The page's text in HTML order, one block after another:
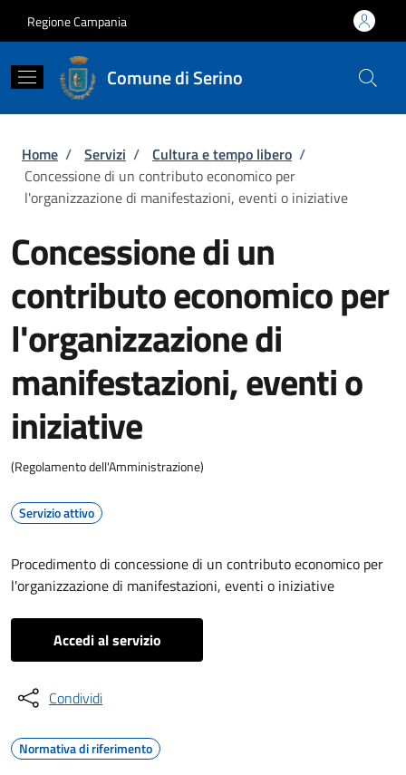
Regione Campania
Comune di Serino
Briciole di pane
Home / Servizi / Cultura e tempo libero /
Concessione di un contributo economico per
l'organizzazione di manifestazioni, eventi o iniziative
Concessione di un
contributo economico per
l'organizzazione di
manifestazioni, eventi o
iniziative
(Regolamento dell'Amministrazione)
Servizio attivo
Procedimento di concessione di un contributo economico per
l'organizzazione di manifestazioni, eventi o iniziative
Accedi al servizio
Condividi
Normativa di riferimento